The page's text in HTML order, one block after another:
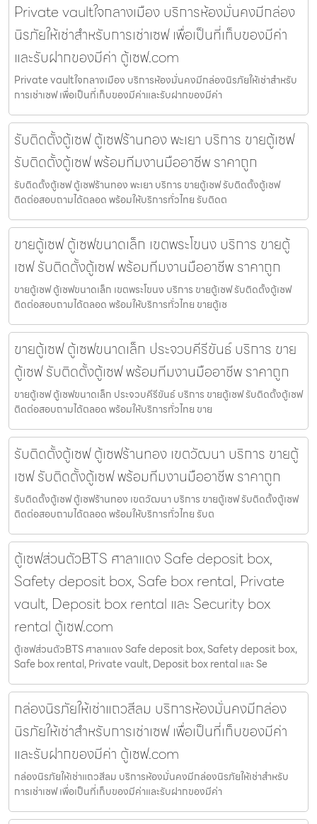
Private vaultใจกลางเมือง บริการห้องมั่นคงมีกล่อง
นิรภัยให้เช่าสำหรับการเช่าเซฟ เพื่อเป็นที่เก็บของมีค่า
และรับฝากของมีค่า ตู้เซฟ.com
Private vaultใจกลางเมือง บริการห้องมั่นคงมีกล่องนิรภัยให้เช่าสำหรับ
การเช่าเซฟ เพื่อเป็นที่เก็บของมีค่าและรับฝากของมีค่า
รับติดตั้งตู้เซฟ ตู้เซฟร้านทอง พะเยา บริการ ขายตู้เซฟ
รับติดตั้งตู้เซฟ พร้อมทีมงานมืออาชีพ ราคาถูก
รับติดตั้งตู้เซฟ ตู้เซฟร้านทอง พะเยา บริการ ขายตู้เซฟ รับติดตั้งตู้เซฟ
ติดต่อสอบถามได้ตลอด พร้อมให้บริการทั่วไทย รับติดต
ขายตู้เซฟ ตู้เซฟขนาดเล็ก เขตพระโขนง บริการ ขายตู้
เซฟ รับติดตั้งตู้เซฟ พร้อมทีมงานมืออาชีพ ราคาถูก
ขายตู้เซฟ ตู้เซฟขนาดเล็ก เขตพระโขนง บริการ ขายตู้เซฟ รับติดตั้งตู้เซฟ
ติดต่อสอบถามได้ตลอด พร้อมให้บริการทั่วไทย ขายตู้เซ
ขายตู้เซฟ ตู้เซฟขนาดเล็ก ประจวบคีรีขันธ์ บริการ ขาย
ตู้เซฟ รับติดตั้งตู้เซฟ พร้อมทีมงานมืออาชีพ ราคาถูก
ขายตู้เซฟ ตู้เซฟขนาดเล็ก ประจวบคีรีขันธ์ บริการ ขายตู้เซฟ รับติดตั้งตู้เซฟ
ติดต่อสอบถามได้ตลอด พร้อมให้บริการทั่วไทย ขาย
รับติดตั้งตู้เซฟ ตู้เซฟร้านทอง เขตวัฒนา บริการ ขายตู้
เซฟ รับติดตั้งตู้เซฟ พร้อมทีมงานมืออาชีพ ราคาถูก
รับติดตั้งตู้เซฟ ตู้เซฟร้านทอง เขตวัฒนา บริการ ขายตู้เซฟ รับติดตั้งตู้เซฟ
ติดต่อสอบถามได้ตลอด พร้อมให้บริการทั่วไทย รับต
ตู้เซฟส่วนตัวBTS ศาลาแดง Safe deposit box,
Safety deposit box, Safe box rental, Private
vault, Deposit box rental และ Security box
rental ตู้เซฟ.com
ตู้เซฟส่วนตัวBTS ศาลาแดง Safe deposit box, Safety deposit box,
Safe box rental, Private vault, Deposit box rental และ Se
กล่องนิรภัยให้เช่าแถวสีลม บริการห้องมั่นคงมีกล่อง
นิรภัยให้เช่าสำหรับการเช่าเซฟ เพื่อเป็นที่เก็บของมีค่า
และรับฝากของมีค่า ตู้เซฟ.com
กล่องนิรภัยให้เช่าแถวสีลม บริการห้องมั่นคงมีกล่องนิรภัยให้เช่าสำหรับ
การเช่าเซฟ เพื่อเป็นที่เก็บของมีค่าและรับฝากของมีค่า